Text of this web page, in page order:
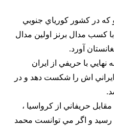
كه در كشور كورياي جنوبي
كسب مدال برنز اولين مدال
آورد.
نهايي با حريفي از ايران
اش را شكست دهد و در
مقابل حريفاني از كرواسيا ،
رسيد و اگر مي توانست محمد